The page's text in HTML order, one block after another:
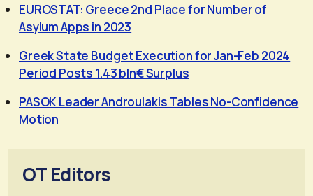
EUROSTAT: Greece 2nd Place for Number of
Asylum Apps in 2023
Greek State Budget Execution for Jan-Feb 2024
Period Posts 1.43 bln€ Surplus
PASOK Leader Androulakis Tables No-Confidence
Motion
OT Editors